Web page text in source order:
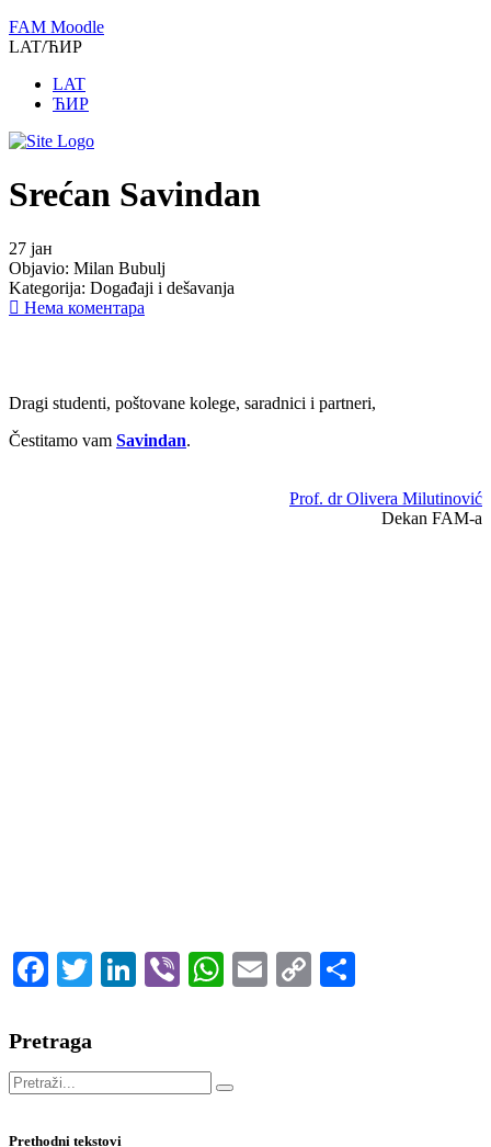
FAM Moodle
LAT/ЋИР
LAT
ЋИР
Srećan Savindan
27 јан
Objavio: Milan Bubulj
Kategorija: Događaji i dešavanja
Нема коментара
Dragi studenti, poštovane kolege, saradnici i partneri,
Čestitamo vam Savindan.
Prof. dr Olivera Milutinović
Dekan FAM-a
Facebook
TwitterLinkedIn
ViberWhatsApp
EmailCopy
Pretraga
Prethodni tekstovi